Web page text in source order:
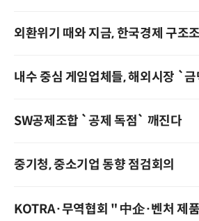
외환위기 때와 지금, 한국경제 구조
내수 중심 게임업체들, 해외시장 `
SW공제조합 `공제 독점` 깨진다
중기청, 중소기업 동향 점검회의
KOTRA·무역협회 " 中企·벤처 제